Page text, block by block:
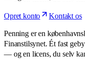
Opret konto Kontakt os
Penning er en
Finanstilsynet. Ét fast
— og en licens, du selv